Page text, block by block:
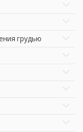
грудью